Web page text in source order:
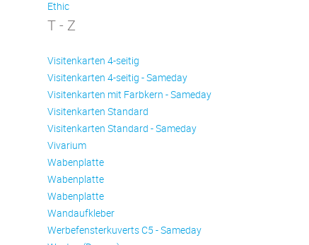
Ethic
T - Z
Visitenkarten 4-seitig
Visitenkarten 4-seitig - Sameday
Visitenkarten mit Farbkern - Sameday
Visitenkarten Standard
Visitenkarten Standard - Sameday
Vivarium
Wabenplatte
Wabenplatte
Wabenplatte
Wandaufkleber
Werbefensterkuverts C5 - Sameday